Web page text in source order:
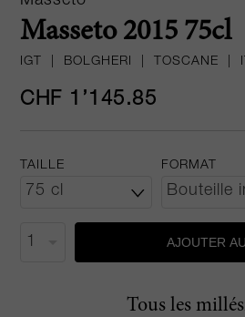
Masseto 2015 75cl
IGT BOLGHERI TOSCANE
CHF 1’145.85
TAILLE FORMAT
AJOUTER
Tous les